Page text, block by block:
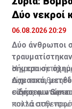
Δύο νεκροί
06.08.2026 20:29
Δύο άνθρωποι
σήμερα σε
Δαμασκό,
ειδήσεων Sana.
Η κρατική
είχε
συγκοινωνιών
κοντά στην
Ένας
πολλά